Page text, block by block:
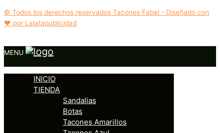
© Todos los derechos reservados Tacones Fabel - Diseñado con
❤️ por Lalatapublicidad
MENU
INICIO
TIENDA
Sandalias
Botas
Tacones Amarillos